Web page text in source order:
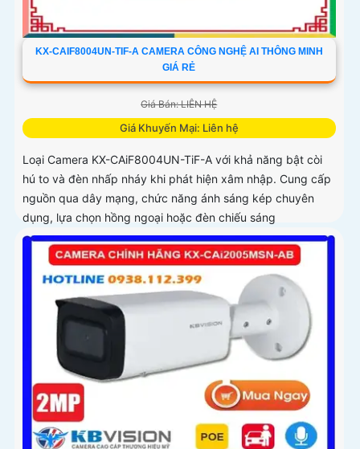
KX-CAIF8004UN-TIF-A CAMERA CÔNG NGHỆ AI THÔNG MINH
GIÁ RẺ
Giá Bán: LIÊN HỆ
Giá Khuyến Mại: Liên hệ
Loại Camera KX-CAiF8004UN-TiF-A với khả năng bật còi
hú to và đèn nhấp nháy khi phát hiện xâm nhập. Cung cấp
nguồn qua dây mạng, chức năng ánh sáng kép chuyên
dụng, lựa chọn hồng ngoại hoặc đèn chiếu sáng